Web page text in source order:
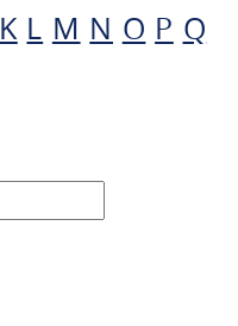
K L M N O P Q